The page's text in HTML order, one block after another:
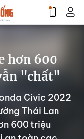
hơn 600
"chất"
Civic 2022
Thái Lan
600 triệu